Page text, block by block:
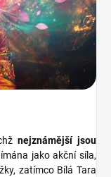
nejznámější jsou
jako akční síla,
zatímco Bílá Tara